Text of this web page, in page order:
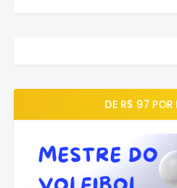
DE R$ 97 POR